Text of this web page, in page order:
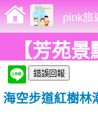
pink旅
【芳苑
潮間帶。
富生態印
海空步道紅樹林